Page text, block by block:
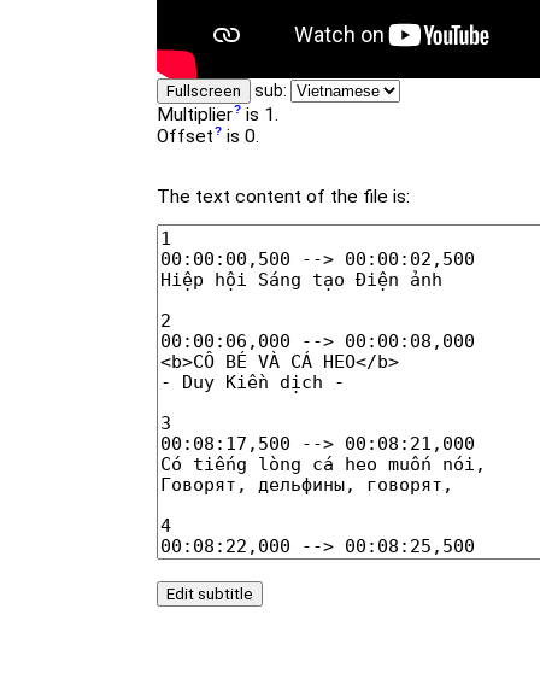
Fullscreen sub:
Multiplier is 1.
Offset is 0.
The text content of the file is: